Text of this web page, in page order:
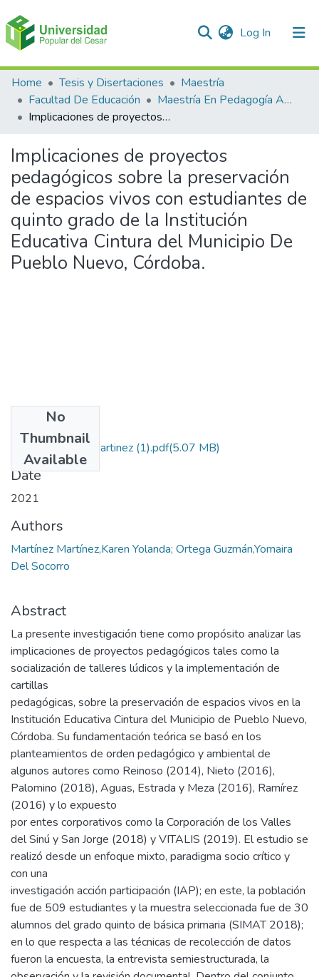
Log In (current)
Communities & Collections
All of DSpace
Home Tesis y Disertaciones
Maestría
Facultad De Educación
Maestría En Pedagogía Ambiental Para El desarrollo Sostenible
Implicaciones de proyectos pedagógicos sobre la preservación de espacios vivos con estudiantes de quinto grado de la Institución Educativa Cintura del Municipio De Pueblo Nuevo, Córdoba.
Implicaciones de proyectos
pedagógicos sobre la preservación
de espacios vivos con estudiantes de
quinto grado de la Institución
Educativa Cintura del Municipio De
Pueblo Nuevo, Córdoba.
No
Thumbnail
Available
Proyecto Karen Martinez (1).pdf(5.07 MB)
Date
2021
Authors
Martínez Martínez,Karen Yolanda; Ortega Guzmán,Yomaira
Del Socorro
Abstract
La presente investigación tiene como propósito analizar las
implicaciones de proyectos pedagógicos tales como la
socialización de talleres lúdicos y la implementación de
cartillas
pedagógicas, sobre la preservación de espacios vivos en la
Institución Educativa Cintura del Municipio de Pueblo Nuevo,
Córdoba. Su fundamentación teórica se basó en los
planteamientos de orden pedagógico y ambiental de
algunos autores como Reinoso (2014), Nieto (2016),
Palomino (2018), Aguas, Estrada y Meza (2016), Ramírez
(2016) y lo expuesto
por entes corporativos como la Corporación de los Valles
del Sinú y San Jorge (2018) y VITALIS (2019). El estudio se
realizó desde un enfoque mixto, paradigma socio crítico y
con una
investigación acción participación (IAP); en este, la población
fue de 509 estudiantes y la muestra seleccionada fue de 30
alumnos del grado quinto de básica primaria (SIMAT 2018);
en lo que respecta a las técnicas de recolección de datos
fueron la encuesta, la entrevista semiestructurada, la